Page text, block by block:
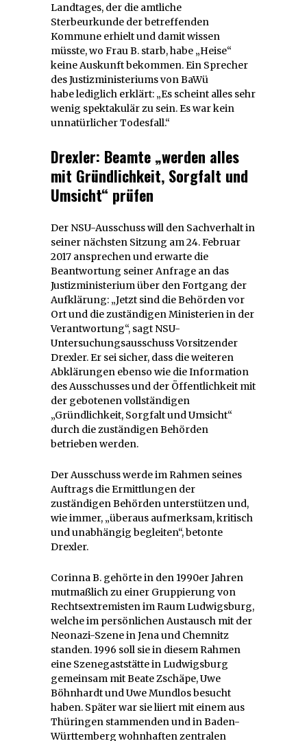
Landtages, der die amtliche
Sterbeurkunde der betreffenden
Kommune erhielt und damit wissen
müsste, wo Frau B. starb, habe „Heise“
keine Auskunft bekommen. Ein Sprecher
des Justizministeriums von BaWü
habe lediglich erklärt: „Es scheint alles sehr
wenig spektakulär zu sein. Es war kein
unnatürlicher Todesfall.“
Drexler: Beamte „werden alles
mit Gründlichkeit, Sorgfalt und
Umsicht“ prüfen
Der NSU-Ausschuss will den Sachverhalt in
seiner nächsten Sitzung am 24. Februar
2017 ansprechen und erwarte die
Beantwortung seiner Anfrage an das
Justizministerium über den Fortgang der
Aufklärung: „Jetzt sind die Behörden vor
Ort und die zuständigen Ministerien in der
Verantwortung“, sagt NSU-
Untersuchungsausschuss Vorsitzender
Drexler. Er sei sicher, dass die weiteren
Abklärungen ebenso wie die Information
des Ausschusses und der Öffentlichkeit mit
der gebotenen vollständigen
„Gründlichkeit, Sorgfalt und Umsicht“
durch die zuständigen Behörden
betrieben werden.
Der Ausschuss werde im Rahmen seines
Auftrags die Ermittlungen der
zuständigen Behörden unterstützen und,
wie immer, „überaus aufmerksam, kritisch
und unabhängig begleiten“, betonte
Drexler.
Corinna B. gehörte in den 1990er Jahren
mutmaßlich zu einer Gruppierung von
Rechtsextremisten im Raum Ludwigsburg,
welche im persönlichen Austausch mit der
Neonazi-Szene in Jena und Chemnitz
standen. 1996 soll sie in diesem Rahmen
eine Szenegaststätte in Ludwigsburg
gemeinsam mit Beate Zschäpe, Uwe
Böhnhardt und Uwe Mundlos besucht
haben. Später war sie liiert mit einem aus
Thüringen stammenden und in Baden-
Württemberg wohnhaften zentralen